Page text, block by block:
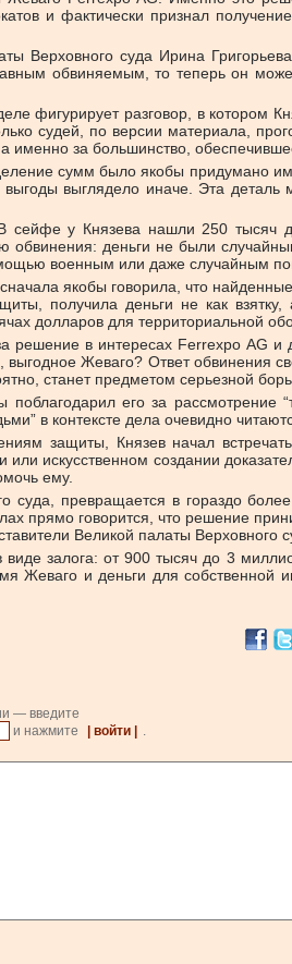
и фактически признал
Верховного суда Ирина
обвиняемым, то теперь он
фигурирует разговор, в котором
судей, по версии материала,
именно за большинство,
сумм было якобы придумано
выглядело иначе. Эта
сейфе у Князева нашли 250
обвинения: деньги не были
военным или даже случайным
якобы говорила, что
получила деньги не как
долларов для территориальной
в интересах Ferrexpo AG
Жеваго? Ответ обвинения
станет предметом серьезной
его за рассмотрение
в контексте дела очевидно
защиты, Князев начал
искусственном создании
ему.
суда, превращается в гораздо
прямо говорится, что решение
Великой палаты Верховного
залога: от 900 тысяч до 3
Жеваго и деньги для
— введите
и нажмите | войти |
.